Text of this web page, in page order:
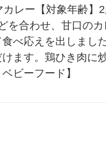
レー【対象年齢
を合わせ、甘口の
べ応えを出しま
ます。鶏ひき肉に
ビーフード】